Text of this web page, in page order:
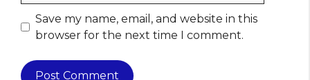
Save my name, email, and website in this
browser for the next time I comment.